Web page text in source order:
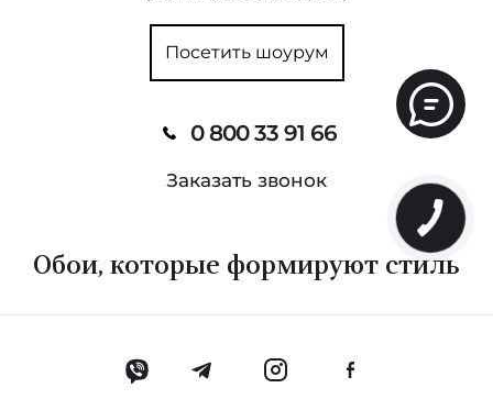
Посетить шоурум
0 800 33 91 66
Заказать звонок
Обои, которые формируют стиль